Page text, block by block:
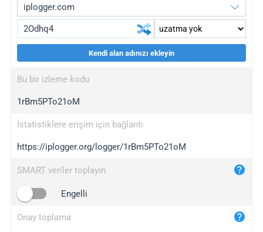
wl.gl
ed.tc
bc.ax
iplogger.com
maper.info
2no.co
yip.su
Kendi alan adınızı ekleyin
Bu bir izleme kodu
1rBm5PTo21oM
İstatistiklere erişim için bağlantı
https://iplogger.org/logger/1rBm5PTo21oM
SMART veriler toplayın
Engelli
Onay toplama